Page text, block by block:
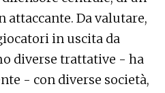
attaccante. Da valutare,
in uscita da
diverse trattative - ha
- con diverse società,